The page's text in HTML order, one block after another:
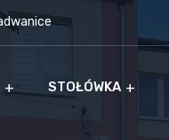
STOŁÓWKA